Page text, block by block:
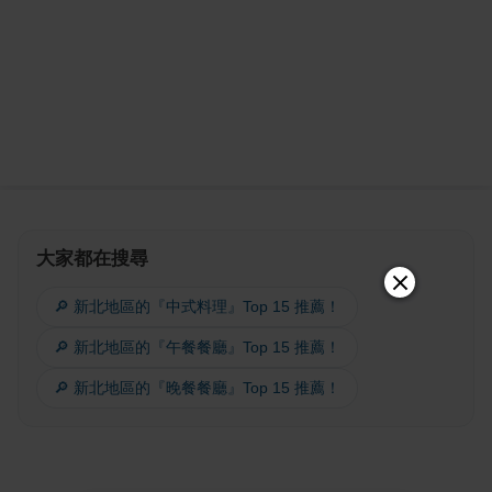
大家都在搜尋
🔎 新北地區的『中式料理』Top 15 推薦！
🔎 新北地區的『午餐餐廳』Top 15 推薦！
🔎 新北地區的『晚餐餐廳』Top 15 推薦！